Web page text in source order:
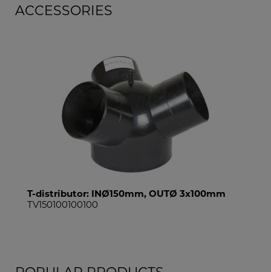
ACCESSORIES
T-distributor: INØ150mm, OUTØ 3x100mm
TV150100100100